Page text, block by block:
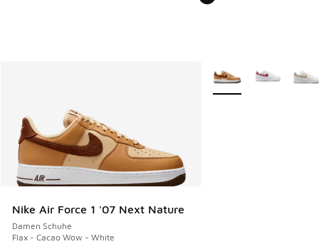
Nike Air Force 1 '07 Next Nature
Damen Schuhe
Flax - Cacao Wow - White
Weitere Farben